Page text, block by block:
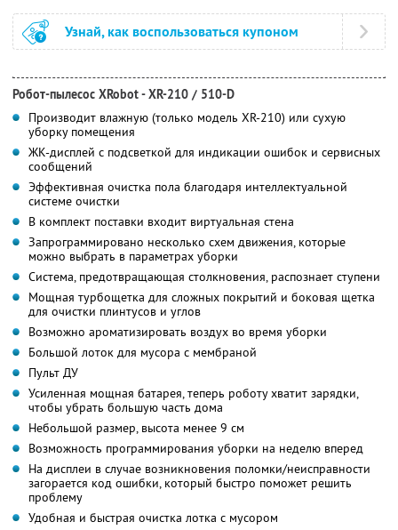
Узнай, как воспользоваться купоном
Робот-пылесос XRobot - XR-210 / 510-D
Производит влажную (только модель XR-210) или сухую
уборку помещения
ЖК-дисплей с подсветкой для индикации ошибок и сервисных
сообщений
Эффективная очистка пола благодаря интеллектуальной
системе очистки
В комплект поставки входит виртуальная стена
Запрограммировано несколько схем движения, которые
можно выбрать в параметрах уборки
Система, предотвращающая столкновения, распознает ступени
Мощная турбощетка для сложных покрытий и боковая щетка
для очистки плинтусов и углов
Возможно ароматизировать воздух во время уборки
Большой лоток для мусора с мембраной
Пульт ДУ
Усиленная мощная батарея, теперь роботу хватит зарядки,
чтобы убрать большую часть дома
Небольшой размер, высота менее 9 см
Возможность программирования уборки на неделю вперед
На дисплеи в случае возникновения поломки/неисправности
загорается код ошибки, который быстро поможет решить
проблему
Удобная и быстрая очистка лотка с мусором